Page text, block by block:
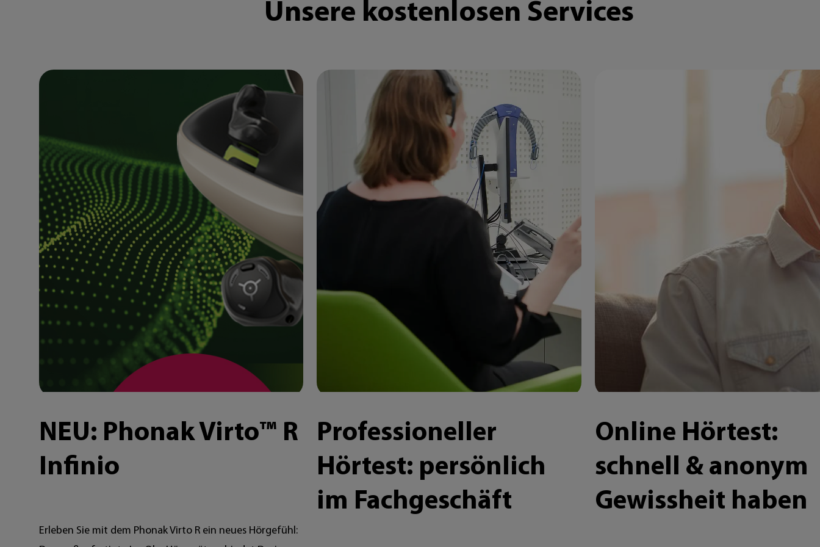
Unsere kostenlosen Services
NEU: Phonak Virto™ R
Infinio
Erleben Sie mit dem Phonak Virto R ein neues Hörgefühl:
Professioneller
Hörtest: persönlich
im Fachgeschäft
Online Hörtest:
schnell & anonym
Gewissheit haben